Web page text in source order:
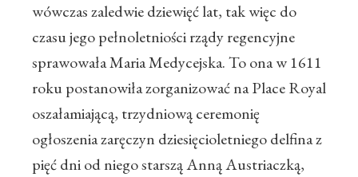
wówczas zaledwie dziewięć lat, tak więc do
czasu jego pełnoletniości rządy regencyjne
sprawowała Maria Medycejska. To ona w 1611
roku postanowiła zorganizować na Place Royal
oszałamiającą, trzydniową ceremonię
ogłoszenia zaręczyn dziesięcioletniego delfina z
pięć dni od niego starszą Anną Austriaczką,